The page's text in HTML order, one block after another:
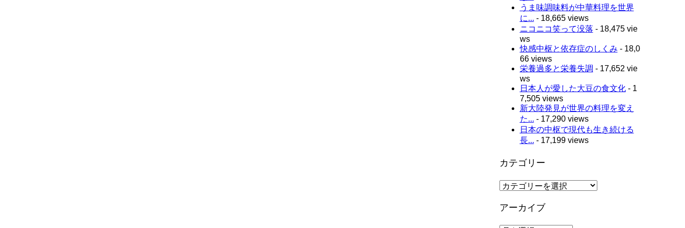
うま味調味料が中華料理を世界
に... - 18,665 views
ニコニコ笑って没落 - 18,475 vie
ws
快感中枢と依存症のしくみ - 18,0
66 views
栄養過多と栄養失調 - 17,652 vie
ws
日本人が愛した大豆の食文化- 1
7,505 views
新大陸発見が世界の料理を変え
た... - 17,290 views
日本の中枢で現代も生き続ける
長... - 17,199 views
カテゴリー
カ
ゴ
アーカイブ